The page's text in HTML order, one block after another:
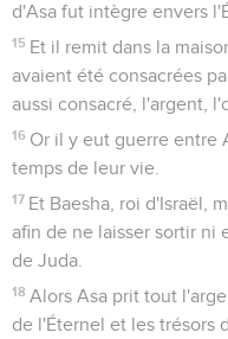
d'Asa fut intègre envers
15 Et il remit dans la
avaient été consacrées
aussi consacré, l'argent,
16 Or il y eut guerre entre
temps de leur vie.
17 Et Baesha, roi d'Israël,
afin de ne laisser sortir ni
de Juda.
18 Alors Asa prit tout
de l'Éternel et les trésors